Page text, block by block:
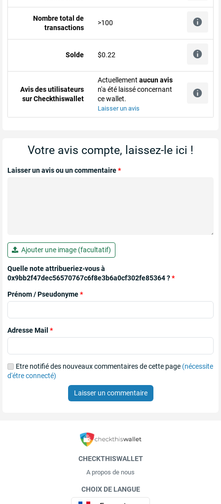
Nombre total de
transactions
>100
Solde $0.22
Avis des utilisateurs
sur Checkthiswallet
Actuellement aucun avis
n'a été laissé concernant
ce wallet.
Laisser un avis
Votre avis compte, laissez-le ici !
Laisser un avis ou un commentaire*
Ajouter une image (facultatif)
Quelle note attribueriez-vous à
0x9bb2f47dec56570767c6f8e3b6a0cf302fe85364 ?*
Prénom / Pseudonyme*
Adresse Mail *
Etre notifié des nouveaux commentaires de cette page (nécessite
d'étre connecté)
Laisser un commentaire
CHECKTHISWALLET
A propos de nous
CHOIX DE LANGUE